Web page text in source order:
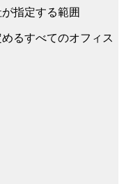
指定する範囲
るすべてのオフィス